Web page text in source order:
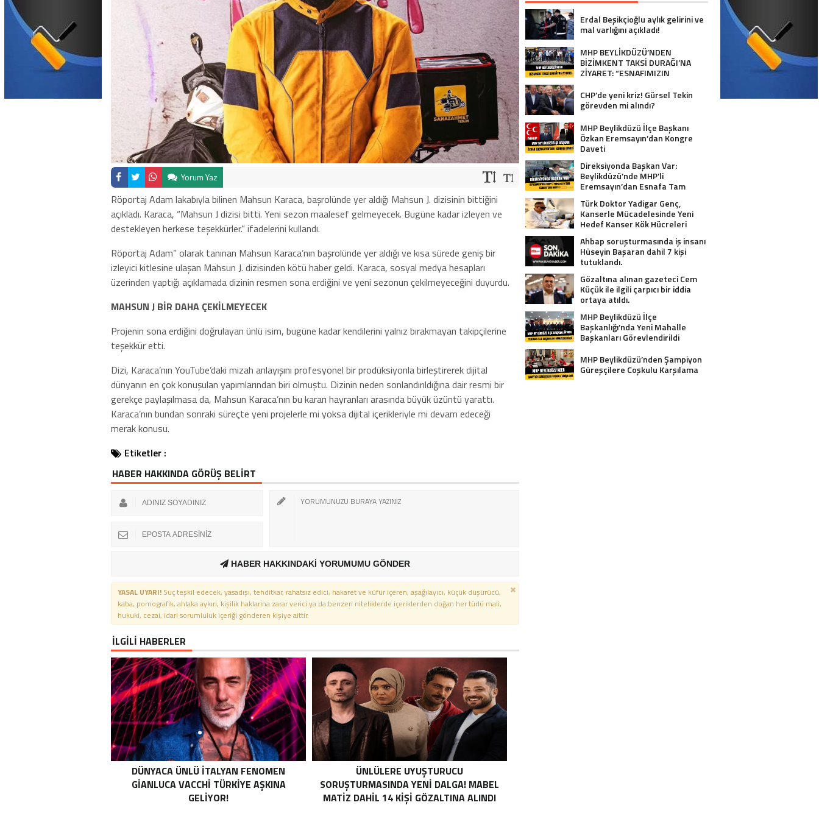
Yorum Yaz
Röportaj Adam lakabıyla bilinen Mahsun Karaca, başrolünde yer aldığı Mahsun J. dizisinin bittiğini
açıkladı. Karaca, “Mahsun J dizisi bitti. Yeni sezon maalesef gelmeyecek. Bugüne kadar izleyen ve
destekleyen herkese teşekkürler.” ifadelerini kullandı.
Röportaj Adam” olarak tanınan Mahsun Karaca’nın başrolünde yer aldığı ve kısa sürede geniş bir
izleyici kitlesine ulaşan Mahsun J. dizisinden kötü haber geldi. Karaca, sosyal medya hesapları
üzerinden yaptığı açıklamada dizinin resmen sona erdiğini ve yeni sezonun çekilmeyeceğini duyurdu.
MAHSUN J BİR DAHA ÇEKİLMEYECEK
Projenin sona erdiğini doğrulayan ünlü isim, bugüne kadar kendilerini yalnız bırakmayan takipçilerine
teşekkür etti.
Dizi, Karaca’nın YouTube’daki mizah anlayışını profesyonel bir prodüksiyonla birleştirerek dijital
dünyanın en çok konuşulan yapımlarından biri olmuştu. Dizinin neden sonlandırıldığına dair resmi bir
gerekçe paylaşılmasa da, Mahsun Karaca’nın bu kararı hayranları arasında büyük üzüntü yarattı.
Karaca’nın bundan sonraki süreçte yeni projelerle mi yoksa dijital içerikleriyle mi devam edeceği
merak konusu.
Etiketler :
HABER HAKKINDA GÖRÜŞ BELİRT
HABER HAKKINDAKİ YORUMUMU GÖNDER
YASAL UYARI! Suç teşkil edecek, yasadışı, tehditkar, rahatsız edici, hakaret ve küfür içeren, aşağılayıcı, küçük düşürücü,
kaba, pornografik, ahlaka aykırı, kişilik haklarına zarar verici ya da benzeri niteliklerde içeriklerden doğan her türlü mali,
hukuki, cezai, idari sorumluluk içeriği gönderen kişiye aittir.
İLGİLİ HABERLER
DÜNYACA ÜNLÜ İTALYAN FENOMEN
GIANLUCA VACCHI TÜRKIYE AŞKINA
GELIYOR!
ÜNLÜLERE UYUŞTURUCU
SORUŞTURMASINDA YENI DALGA! MABEL
MATIZ DAHIL 14 KIŞI GÖZALTINA ALINDI
Erdal Beşikçioğlu aylık gelirini ve
mal varlığını açıkladı!
MHP BEYLİKDÜZÜ’NDEN
BİZİMKENT TAKSİ DURAĞI’NA
ZİYARET: “ESNAFIMIZIN
CHP’de yeni kriz! Gürsel Tekin
görevden mi alındı?
MHP Beylikdüzü İlçe Başkanı
Özkan Eremsayın’dan Kongre
Daveti
Direksiyonda Başkan Var:
Beylikdüzü’nde MHP’li
Eremsayın’dan Esnafa Tam
Türk Doktor Yadigar Genç,
Kanserle Mücadelesinde Yeni
Hedef Kanser Kök Hücreleri
Ahbap soruşturmasında iş insanı
Hüseyin Başaran dahil 7 kişi
tutuklandı.
Gözaltına alınan gazeteci Cem
Küçük ile ilgili çarpıcı bir iddia
ortaya atıldı.
MHP Beylikdüzü İlçe
Başkanlığı’nda Yeni Mahalle
Başkanları Görevlendirildi
MHP Beylikdüzü’nden Şampiyon
Güreşçilere Coşkulu Karşılama